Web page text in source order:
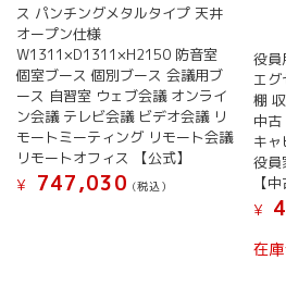
ス パンチングメタルタイプ 天井
オープン仕様
W1311×D1311×H2150 防音室
個室ブース 個別ブース 会議用ブ
ース 自習室 ウェブ会議 オンライ
ン会議 テレビ会議 ビデオ会議 リ
モートミーティング リモート会議
リモートオフィス 【公式】
¥
747,030 (税込）
役員
エ
棚
中
キ
役員
【中
¥
在